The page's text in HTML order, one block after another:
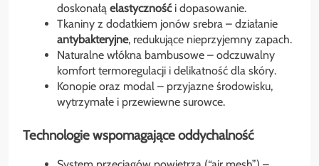
doskonałą elastycznośći dopasowanie.
Tkaniny z dodatkiem jonów srebra – działanie
antybakteryjne, redukujące nieprzyjemny zapach.
Naturalne włókna bambusowe – odczuwalny
komfort termoregulacji i delikatność dla skóry.
Konopie oraz modal – przyjazne środowisku,
wytrzymałe i przewiewne surowce.
Technologie wspomagające oddychalność